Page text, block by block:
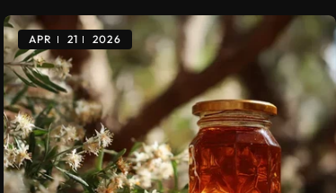
APR 21 2026